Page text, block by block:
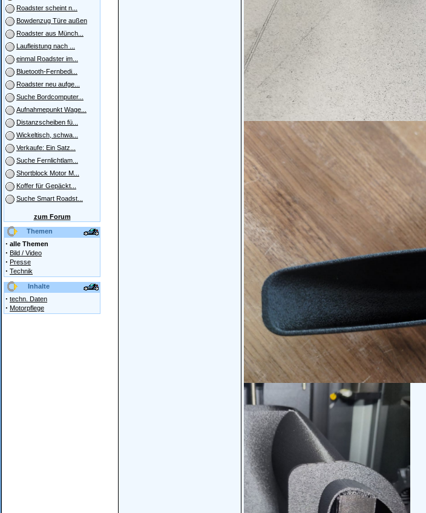
Roadster scheint n...
Bowdenzug Türe außen
Roadster aus Münch...
Laufleistung nach ...
einmal Roadster im...
Bluetooth-Fernbedi...
Roadster neu aufge...
Suche Bordcomputer...
Aufnahmepunkt Wage...
Distanzscheiben fü...
Wickeltisch, schwa...
Verkaufe: Ein Satz...
Suche Fernlichtlam...
Shortblock Motor M...
Koffer für Gepäckt...
Suche Smart Roadst...
zum Forum
Themen
· alle Themen
· Bild / Video
· Presse
· Technik
Inhalte
· techn. Daten
· Motorpflege